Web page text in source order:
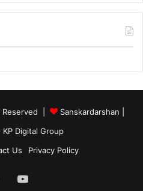
Reserved | Sanskardarshan
KP Digital Group
Us Privacy Policy
YouTube